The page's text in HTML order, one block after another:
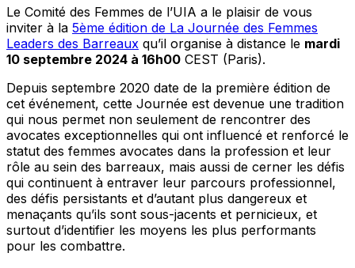
Le Comité des Femmes de l’UIA a le plaisir de vous
inviter à la 5ème édition de La Journée des Femmes
Leaders des Barreaux qu’il organise à distance le mardi
10 septembre 2024 à 16h00 CEST (Paris).
Depuis septembre 2020 date de la première édition de
cet événement, cette Journée est devenue une tradition
qui nous permet non seulement de rencontrer des
avocates exceptionnelles qui ont influencé et renforcé le
statut des femmes avocates dans la profession et leur
rôle au sein des barreaux, mais aussi de cerner les défis
qui continuent à entraver leur parcours professionnel,
des défis persistants et d’autant plus dangereux et
menaçants qu’ils sont sous-jacents et pernicieux, et
surtout d’identifier les moyens les plus performants
pour les combattre.